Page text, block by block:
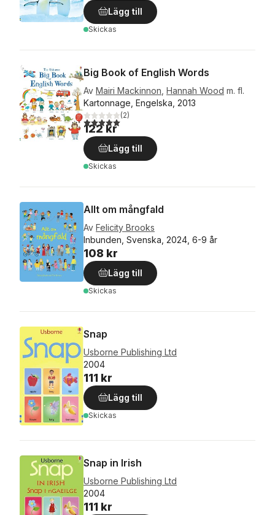
Lägg till
Skickas
Big Book of English Words
Av Mairi Mackinnon Hannah Wood m. fl.
Kartonnage, Engelska, 2013
5,0utav 5 stjärnor. Totalt antal röster:
(2)
122 kr
Lägg till
Skickas
Allt om mångfald
Av Felicity Brooks
Inbunden, Svenska, 2024, 6-9 år
108 kr
Lägg till
Skickas
Snap
Usborne Publishing Ltd
2004
111 kr
Lägg till
Skickas
Snap in Irish
Usborne Publishing Ltd
2004
111 kr